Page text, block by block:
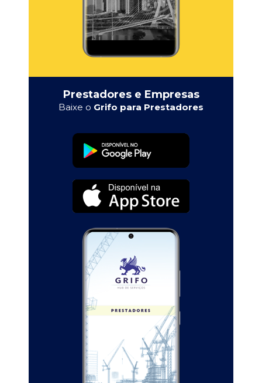
Prestadores e Empresas
Baixe o Grifo para Prestadores